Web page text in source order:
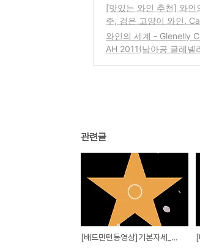
[맛있는 와인 추천] 와
주, 검은 고양이 와인.
와인의 세계 - Glenelly
AH 2011(남아공 글레넬
관련글
[배드민턴동영상]기본자세_배꼽에 맞추어 자세를 잡아라!!